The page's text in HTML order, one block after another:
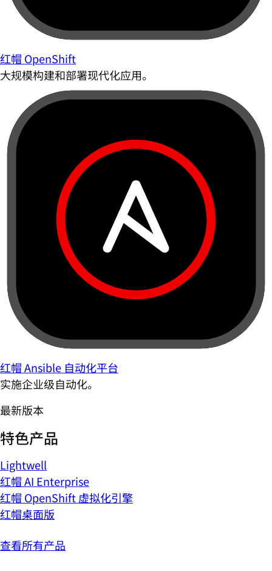
红帽 OpenShift
大规模构建和部署现代化应用。
红帽 Ansible 自动化平台
实施企业级自动化。
最新版本
特色产品
Lightwell
红帽 AI Enterprise
红帽 OpenShift 虚拟化引擎
红帽桌面版
查看所有产品